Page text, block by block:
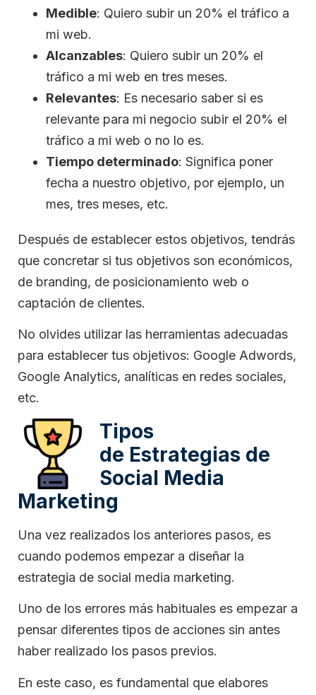
Medible: Quiero subir un 20% el tráfico a
mi web.
Alcanzables: Quiero subir un 20% el
tráfico a mi web en tres meses.
Relevantes: Es necesario saber si es
relevante para mi negocio subir el 20% el
tráfico a mi web o no lo es.
Tiempo determinado: Significa poner
fecha a nuestro objetivo, por ejemplo, un
mes, tres meses, etc.
Después de establecer estos objetivos, tendrás
que concretar si tus objetivos son económicos,
de branding, de posicionamiento web o
captación de clientes.
No olvides utilizar las herramientas adecuadas
para establecer tus objetivos: Google Adwords,
Google Analytics, analíticas en redes sociales,
etc.
Tipos
de Estrategias de
Social Media
Marketing
Una vez realizados los anteriores pasos, es
cuando podemos empezar a diseñar la
estrategia de social media marketing.
Uno de los errores más habituales es empezar a
pensar diferentes tipos de acciones sin antes
haber realizado los pasos previos.
En este caso, es fundamental que elabores